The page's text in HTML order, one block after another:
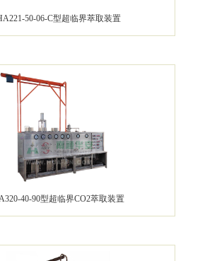
50-06-C型超临界萃取装置
40-90型超临界CO2萃取装置